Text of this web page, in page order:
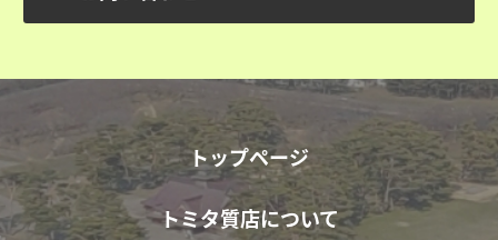
トップページ
トミタ質店について